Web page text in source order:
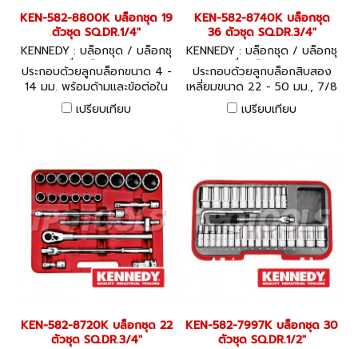
care. Frequent cleaning/re-
dressing to remove ferrous
particles or contaminants,
which may impair the spark-
resistant properties, is
essential.
KEN-582-8800K บล็อกชุด 19
ตัวชุด SQ.DR.1/4"
KENNEDY : บล็อกชุด / บล็อกชุ
ดพร้อมเครื่องมือ KEN-582-88
00K
ประกอบด้วยลูกบล็อกขนาด 4 -
14 มม. พร้อมด้ามและข้อต่อใน
ชุด 19 ชิ้น
เปรียบเทียบ
KEN-582-8740K บล็อกชุด
36 ตัวชุด SQ.DR.3/4"
KENNEDY : บล็อกชุด / บล็อกชุ
ดพร้อมเครื่องมือ KEN-582-87
40K
ประกอบด้วยลูกบล็อกสิบสอง
เหลี่ยมขนาด 22 - 50 มม., 7/8
- 2 นิ้ว พร้อมด้ามและข้อต่อใน
ชุด 36 ชิ้น
เปรียบเทียบ
KEN-582-8720K บล็อกชุด 22
ตัวชุด SQ.DR.3/4"
KEN-582-7997K บล็อกชุด 30
ตัวชุด SQ.DR.1/2"